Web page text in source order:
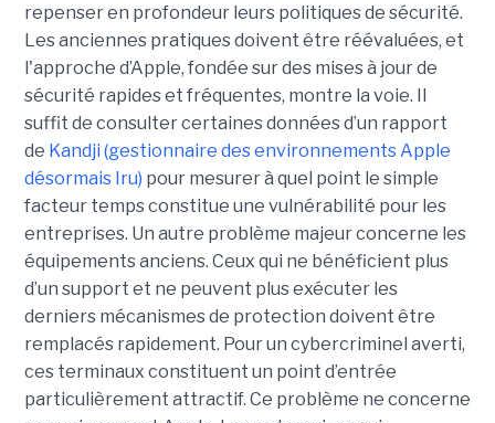
repenser en profondeur leurs politiques de sécurité.
Les anciennes pratiques doivent être réévaluées, et
l'approche d’Apple, fondée sur des mises à jour de
sécurité rapides et fréquentes, montre la voie. Il
suffit de consulter certaines données d’un rapport
de Kandji (gestionnaire des environnements Apple
désormais Iru) pour mesurer à quel point le simple
facteur temps constitue une vulnérabilité pour les
entreprises. Un autre problème majeur concerne les
équipements anciens. Ceux qui ne bénéficient plus
d’un support et ne peuvent plus exécuter les
derniers mécanismes de protection doivent être
remplacés rapidement. Pour un cybercriminel averti,
ces terminaux constituent un point d’entrée
particulièrement attractif. Ce problème ne concerne